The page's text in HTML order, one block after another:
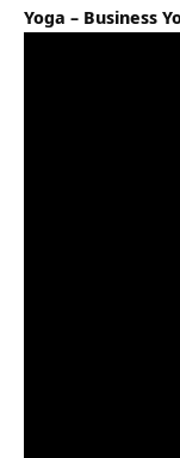
Yoga – Business